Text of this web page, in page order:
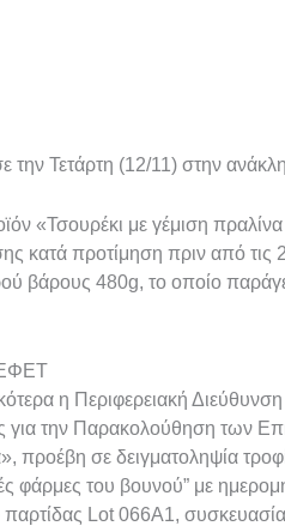
Τετάρτη (12/11) στην
«Τσουρέκι με γέμιση
κατά προτίμηση πριν από τις
βάρους 480g, το οποίο
ΕΦΕΤ
η Περιφερειακή
για την Παρακολούθηση των
σε δειγματοληψία
φάρμες του βουνού” με
παρτίδας Lot 066A1,